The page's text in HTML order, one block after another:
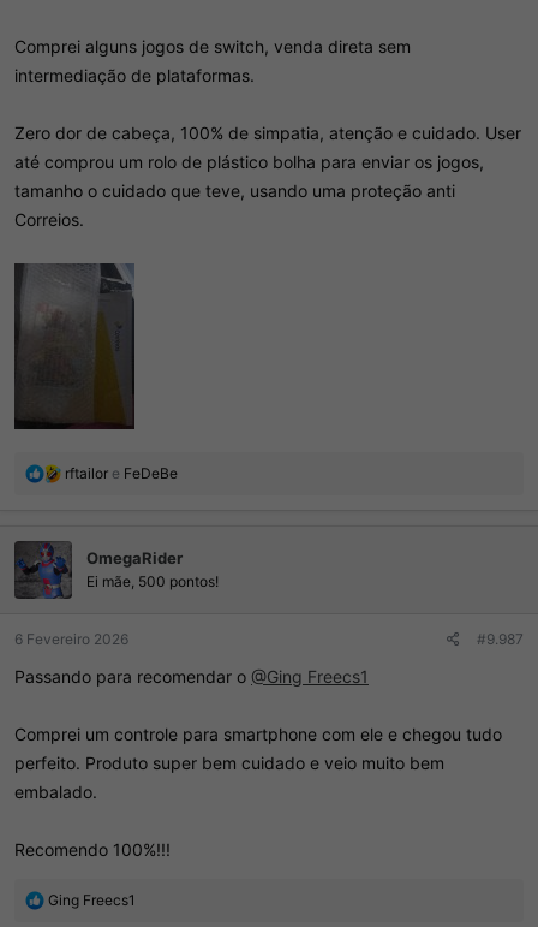
Comprei alguns jogos de switch, venda direta sem
intermediação de plataformas.
Zero dor de cabeça, 100% de simpatia, atenção e cuidado. User
até comprou um rolo de plástico bolha para enviar os jogos,
tamanho o cuidado que teve, usando uma proteção anti
Correios.
R
ç
õ
e
s
rftailor e FeDeBe
OmegaRider
Ei mãe, 500 pontos!
6 Fevereiro 2026 #9.987
Passando para recomendar o @Ging Freecs1
Comprei um controle para smartphone com ele e chegou tudo
perfeito. Produto super bem cuidado e veio muito bem
embalado.
Recomendo 100%!!!
R
Ging Freecs1